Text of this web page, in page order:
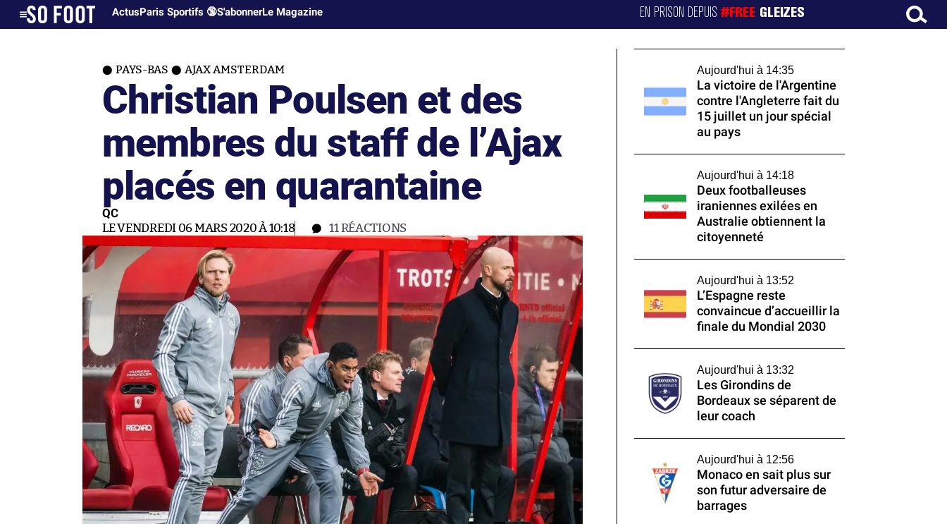
ActusParis Sportifs 🔞S'abonnerLe Magazine EN PRISON DEPUIS#FREE GLEIZES
PAYS-BAS AJAX AMSTERDAM
Christian Poulsen et des
membres du staff de l’Ajax
placés en quarantaine
QC
LE VENDREDI 06 MARS 2020 À 10:18 11 RÉACTIONS
Aujourd'hui à 14:35
La victoire de l'Argentine
contre l'Angleterre fait du
15 juillet un jour spécial
au pays
Aujourd'hui à 14:18
Deux footballeuses
iraniennes exilées en
Australie obtiennent la
citoyenneté
Aujourd'hui à 13:52
L’Espagne reste
convaincue d’accueillir la
finale du Mondial 2030
Aujourd'hui à 13:32
Les Girondins de
Bordeaux se séparent de
leur coach
Aujourd'hui à 12:56
Monaco en sait plus sur
son futur adversaire de
barrages